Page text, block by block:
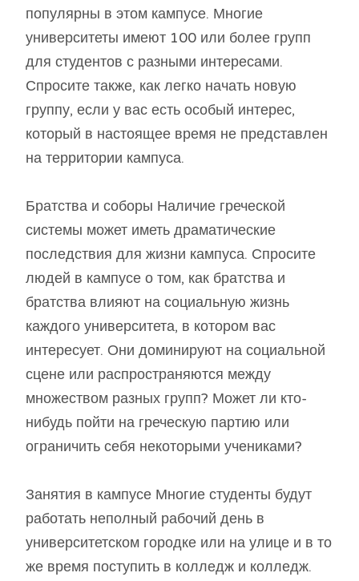
популярны в этом кампусе. Многие
университеты имеют 100 или более групп
для студентов с разными интересами.
Спросите также, как легко начать новую
группу, если у вас есть особый интерес,
который в настоящее время не представлен
на территории кампуса.
Братства и соборы Наличие греческой
системы может иметь драматические
последствия для жизни кампуса. Спросите
людей в кампусе о том, как братства и
братства влияют на социальную жизнь
каждого университета, в котором вас
интересует. Они доминируют на социальной
сцене или распространяются между
множеством разных групп? Может ли кто-
нибудь пойти на греческую партию или
ограничить себя некоторыми учениками?
Занятия в кампусе Многие студенты будут
работать неполный рабочий день в
университетском городке или на улице и в то
же время поступить в колледж и колледж.